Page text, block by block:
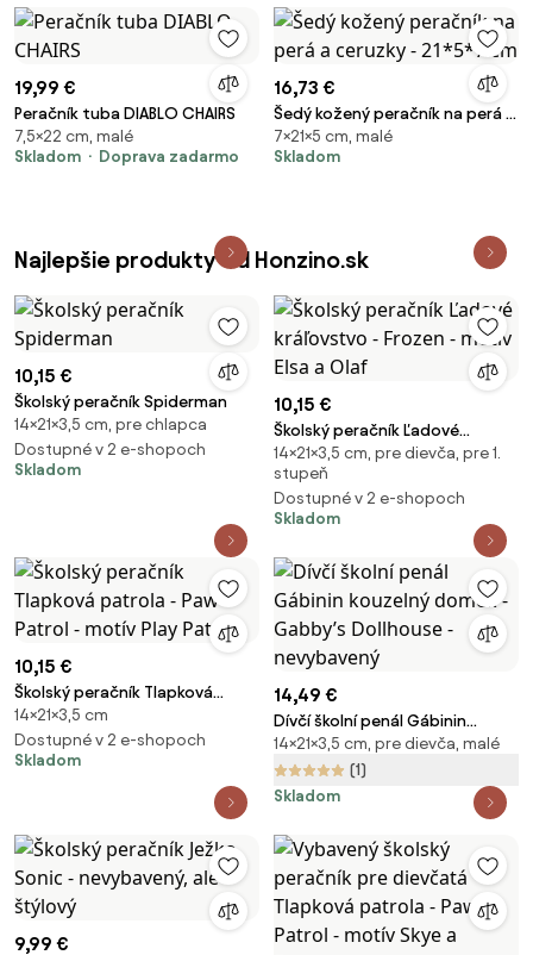
19,99 €
Peračník tuba DIABLO CHAIRS
7,5×22 cm, malé
Skladom
Doprava zadarmo
16,73 €
Šedý kožený peračník na perá a
ceruzky - 21*5*7 cm
7×21×5 cm, malé
Skladom
Najlepšie produkty od Honzino.sk
10,15 €
Školský peračník Spiderman
14×21×3,5 cm, pre chlapca
Dostupné v 2 e-shopoch
Skladom
10,15 €
Školský peračník Ľadové
kráľovstvo - Frozen - motív Elsa
a Olaf
14×21×3,5 cm, pre dievča, pre 1.
stupeň
Dostupné v 2 e-shopoch
Skladom
10,15 €
Školský peračník Tlapková
patrola - Paw Patrol - motív
Play Patrol
14×21×3,5 cm
Dostupné v 2 e-shopoch
Skladom
14,49 €
Dívčí školní penál Gábinin
kouzelný domek - Gabby’s
Dollhouse - nevybavený
14×21×3,5 cm, pre dievča, malé
(1)
Skladom
9,99 €